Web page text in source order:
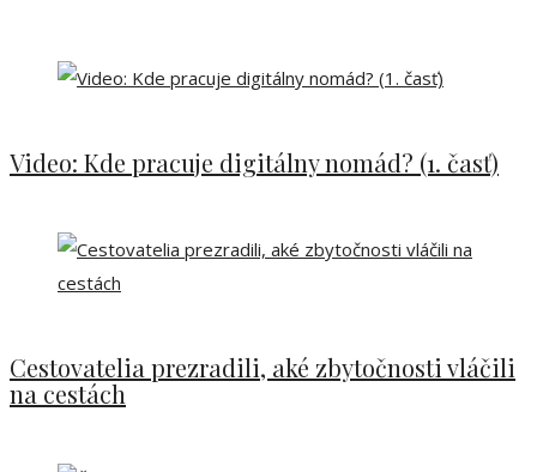
Video: Kde pracuje digitálny nomád? (1. časť)
Cestovatelia prezradili, aké zbytočnosti vláčili
na cestách